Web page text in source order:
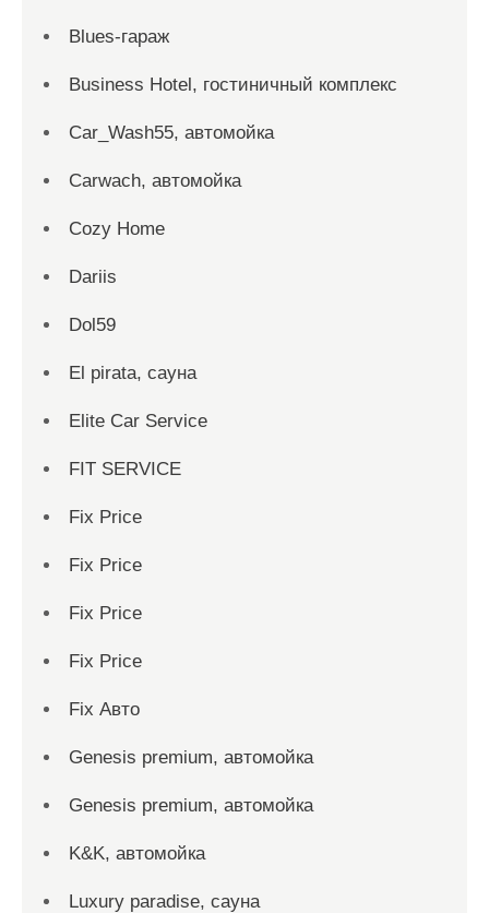
Blues-гараж
Business Hotel, гостиничный комплекс
Car_Wash55, автомойка
Carwach, автомойка
Cozy Home
Dariis
Dol59
El pirata, сауна
Elite Car Service
FIT SERVICE
Fix Price
Fix Price
Fix Price
Fix Price
Fix Авто
Genesis premium, автомойка
Genesis premium, автомойка
K&K, автомойка
Luxury paradise, сауна